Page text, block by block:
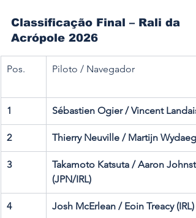
Classificação Final – Rali da
Acrópole 2026
Pos. Piloto / Navegador
1 Sébastien Ogier / Vincent Landais
2 Thierry Neuville / Martijn
3
Takamoto Katsuta / Aaron
(JPN/IRL)
4 Josh McErlean / Eoin Treacy (IRL)